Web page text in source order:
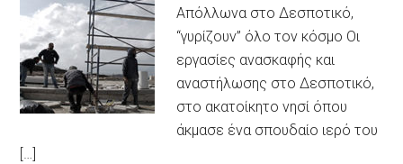
Απόλλωνα στο Δεσποτικό,
“γυρίζουν” όλο τον κόσμο Οι
εργασίες ανασκαφής και
αναστήλωσης στο Δεσποτικό,
στο ακατοίκητο νησί όπου
άκμασε ένα σπουδαίο ιερό του
[…]